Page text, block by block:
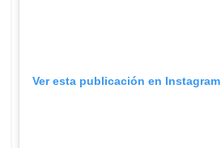
Ver esta publicación en Instagram